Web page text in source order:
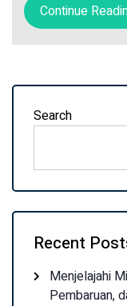
Continue
Search
Recent
Menjelajahi
Pembaruan,